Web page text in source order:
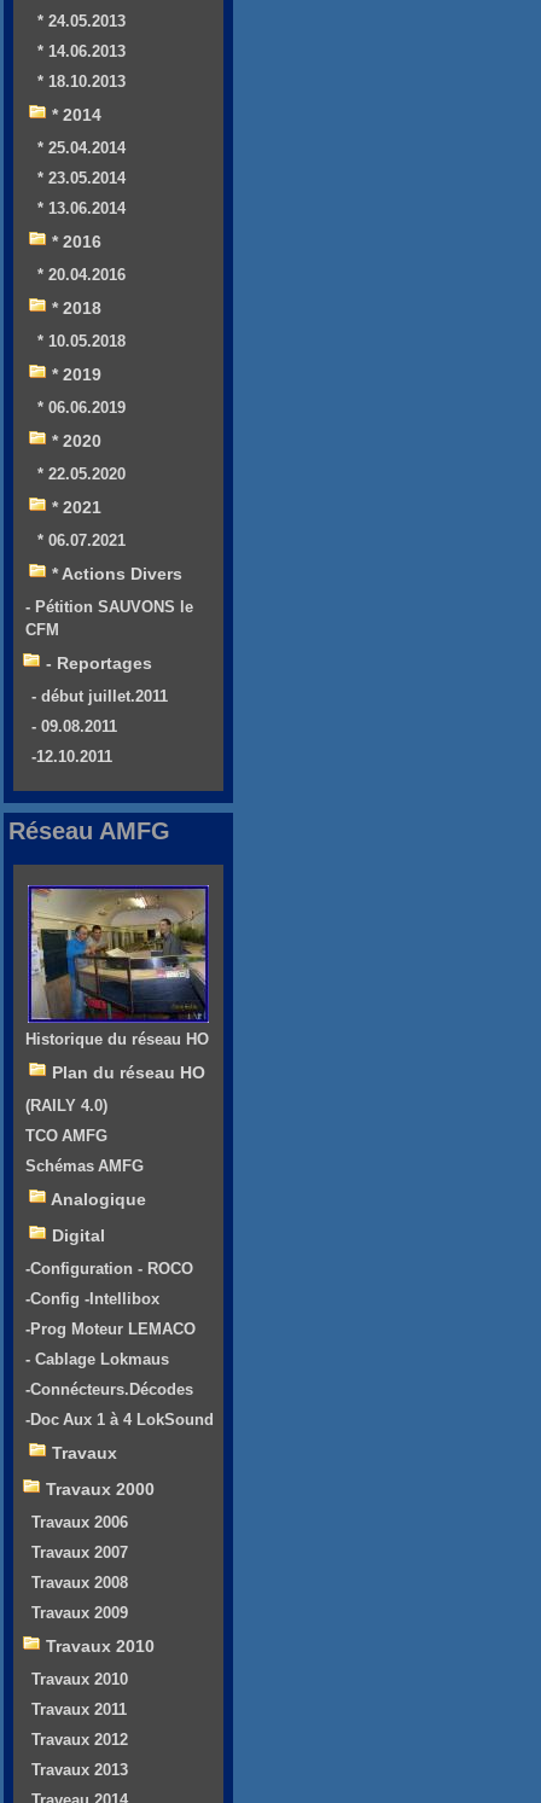
* 24.05.2013
* 14.06.2013
* 18.10.2013
* 2014
* 25.04.2014
* 23.05.2014
* 13.06.2014
* 2016
* 20.04.2016
* 2018
* 10.05.2018
* 2019
* 06.06.2019
* 2020
* 22.05.2020
* 2021
* 06.07.2021
* Actions Divers
- Pétition SAUVONS le
CFM
- Reportages
- début juillet.2011
- 09.08.2011
-12.10.2011
Réseau AMFG
Historique du réseau HO
Plan du réseau HO
(RAILY 4.0)
TCO AMFG
Schémas AMFG
Analogique
Digital
-Configuration - ROCO
-Config -Intellibox
-Prog Moteur LEMACO
- Cablage Lokmaus
-Connécteurs.Décodes
-Doc Aux 1 à 4 LokSound
Travaux
Travaux 2000
Travaux 2006
Travaux 2007
Travaux 2008
Travaux 2009
Travaux 2010
Travaux 2010
Travaux 2011
Travaux 2012
Travaux 2013